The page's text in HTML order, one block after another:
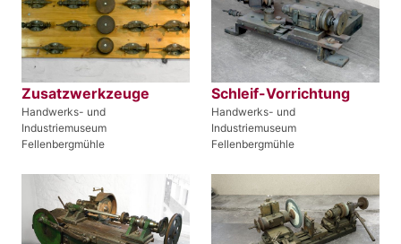
Zusatzwerkzeuge
Handwerks- und
Industriemuseum
Fellenbergmühle
Schleif-Vorrichtung
Handwerks- und
Industriemuseum
Fellenbergmühle